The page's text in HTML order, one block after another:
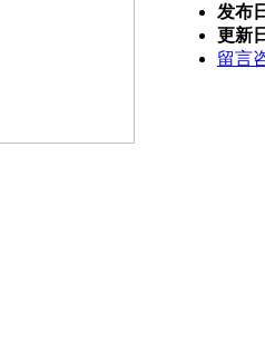
发布
更新
留言